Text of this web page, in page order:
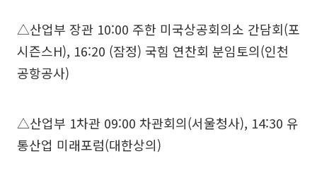
△산업부 장관 10:00 주한 미국상공회의소 간담회(포
시즌스H), 16:20 (잠정) 국힘 연찬회 분임토의(인천
공항공사)
△산업부 1차관 09:00 차관회의(서울청사), 14:30 유
통산업 미래포럼(대한상의)